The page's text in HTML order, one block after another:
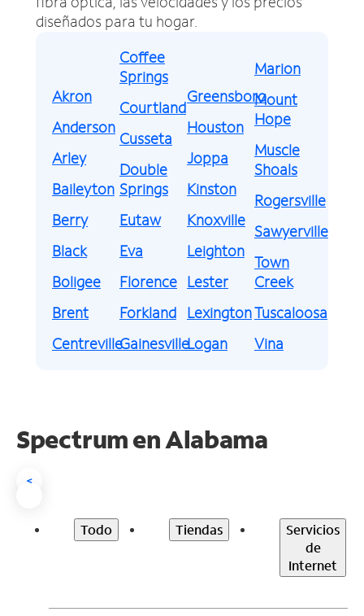
diseñados para tu hogar.
Akron
Anderson
Arley
Baileyton
Berry
Black
Boligee
Brent
Centreville
Coffee
Springs
Courtland
Cusseta
Double
Springs
Eutaw
Eva
Florence
Forkland
Gainesville
Greensboro
Houston
Joppa
Kinston
Knoxville
Leighton
Lester
Lexington
Logan
Marion
Mount
Hope
Muscle
Shoals
Rogersville
Sawyerville
Town
Creek
Tuscaloosa
Vina
Spectrum enAlabama
<
Todo Tiendas
Servicios
de
Internet